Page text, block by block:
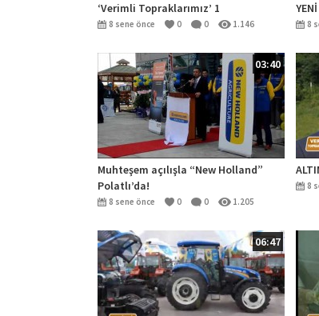
‘Verimli Topraklarımız’ 1
8 sene önce 0 0 1.146
DA8
03:40
Muhteşem açılışla “New Holland”
Polatlı’da!
8 sene önce 0 0 1.205
8
06:47